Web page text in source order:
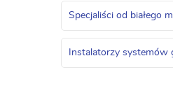
Specjaliści od białego
Instalatorzy systemów